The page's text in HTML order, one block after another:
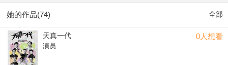
文化新人。2015年与“卷福”本尼迪克特康伯巴奇共同主持2015
劳伦斯世界体育奖颁奖，成为劳伦斯历史上首个中国主持人。
她的作品(74) 全部
0人想看
天真一代
演员